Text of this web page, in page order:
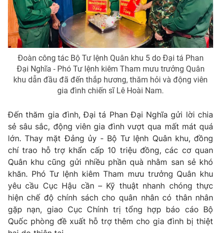
Liên hệ tòa soạn English
THỜI BÁO VTV
Cơ quan chủ quản:Đài Truyền hình Việt Nam
Cơ quan báo chí:Thời báo VTV
Giấy phép hoạt động báo in và báo điện tử số 483/GP-BTTTT
cấp ngày 29/12/2023
Tổng Biên tập:Vũ Thanh Thủy
Phó Tổng Biên tập:Nguyễn Thị Mỹ Hạnh, Phạm Quốc Thắng,
Nguyễn Trọng Ninh
Tổng đài VTV: 024.38 355 931 - 024.38 355 932
Đoàn công tác Bộ Tư lệnh Quân khu 5 do Đại tá Phan
Đại Nghĩa - Phó Tư lệnh kiêm Tham mưu trưởng Quân
khu dẫn đầu đã đến thắp hương, thăm hỏi và động viên
gia đình chiến sĩ Lê Hoài Nam.
Đến thăm gia đình, Đại tá Phan Đại Nghĩa gửi lời chia
sẻ sâu sắc, động viên gia đình vượt qua mất mát quá
lớn. Thay mặt Đảng ủy - Bộ Tư lệnh Quân khu, đồng
chí trao hỗ trợ khẩn cấp 10 triệu đồng, các cơ quan
Quân khu cũng gửi nhiều phần quà nhằm san sẻ khó
khăn. Phó Tư lệnh kiêm Tham mưu trưởng Quân khu
yêu cầu Cục Hậu cần – Kỹ thuật nhanh chóng thực
hiện chế độ chính sách cho quân nhân có thân nhân
gặp nạn, giao Cục Chính trị tổng hợp báo cáo Bộ
Quốc phòng đề xuất hỗ trợ thêm cho gia đình bị thiệt